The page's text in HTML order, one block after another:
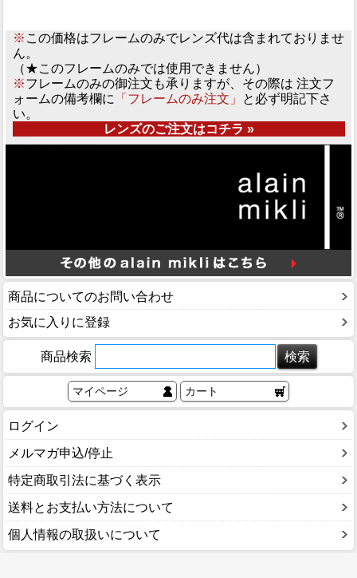
※ この価格はフレームのみでレンズ代は含まれておりませ
ん。
（★このフレームのみでは使用できません）
※フレームのみの御注文も承りますが、その際は 注文フ
ォームの備考欄に
「フレームのみ注文」
と必ず明記下さ
い。
レンズのご注文はコチラ »
商品についてのお問い合わせ
お気に入りに登録
商品検索
マイページ カート
ログイン
メルマガ申込/停止
特定商取引法に基づく表示
送料とお支払い方法について
個人情報の取扱いについて